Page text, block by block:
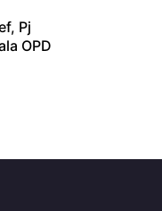
Pj
OPD